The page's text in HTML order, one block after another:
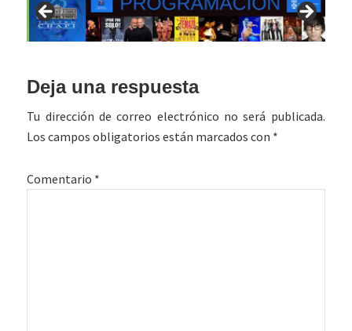
Interacciones
con
los
Deja una respuesta
Tu dirección de correo electrónico no será publicada.
Los campos obligatorios están marcados con *
Comentario *